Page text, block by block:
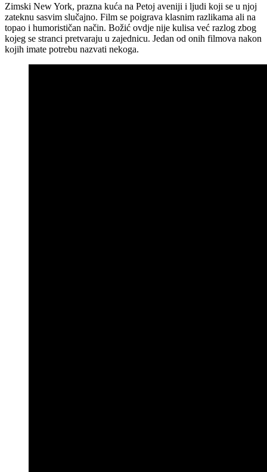
Zimski New York, prazna kuća na Petoj aveniji i ljudi koji se u njoj
zateknu sasvim slučajno. Film se poigrava klasnim razlikama ali na
topao i humorističan način. Božić ovdje nije kulisa već razlog zbog
kojeg se stranci pretvaraju u zajednicu. Jedan od onih filmova nakon
kojih imate potrebu nazvati nekoga.